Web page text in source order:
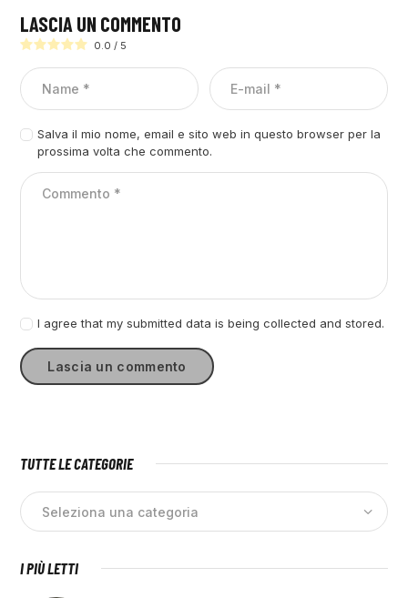
LASCIA UN COMMENTO
0.0 / 5
Salva il mio nome, email e sito web in questo browser per la
prossima volta che commento.
I agree that my submitted data is being collected and stored.
TUTTE LE CATEGORIE
I PIÙ LETTI